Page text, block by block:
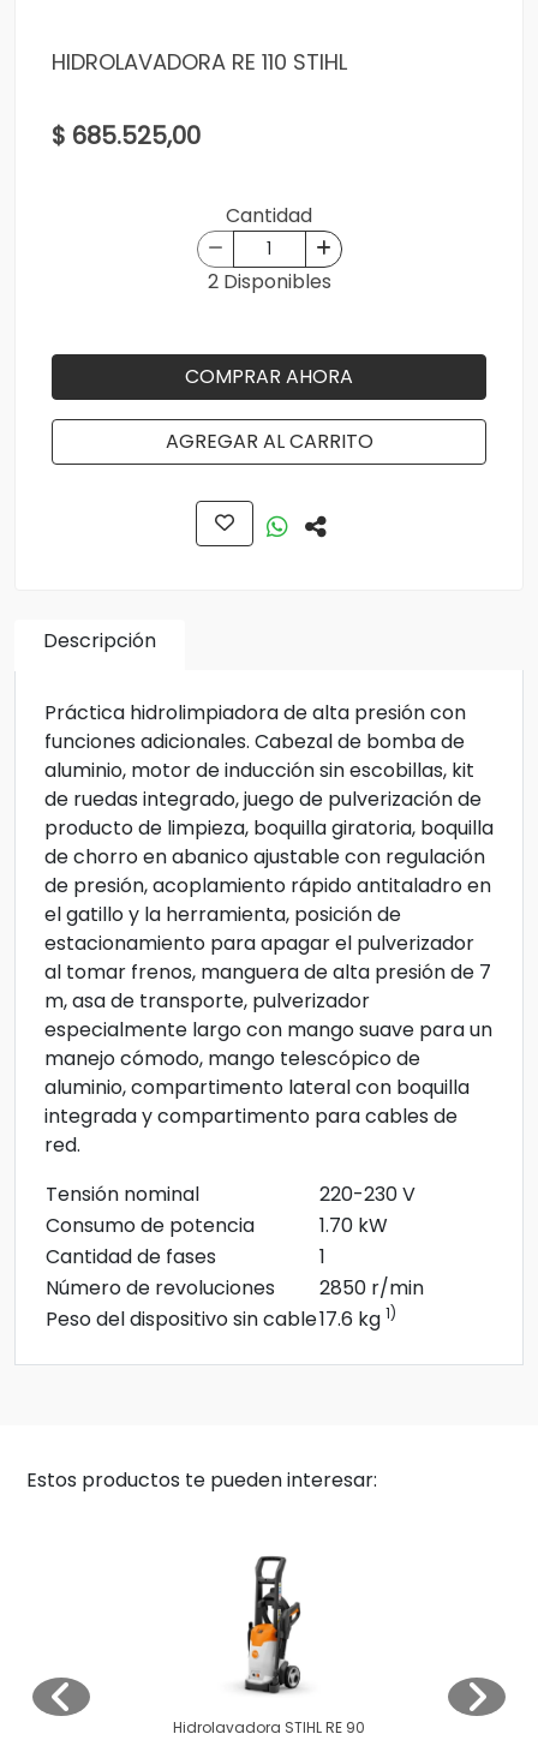
HIDROLAVADORA RE 110 STIHL
$ 685.525,00
Cantidad
2 Disponibles
COMPRAR AHORA
AGREGAR AL CARRITO
Descripción
Práctica hidrolimpiadora de alta presión con
funciones adicionales. Cabezal de bomba de
aluminio, motor de inducción sin escobillas, kit
de ruedas integrado, juego de pulverización de
producto de limpieza, boquilla giratoria, boquilla
de chorro en abanico ajustable con regulación
de presión, acoplamiento rápido antitaladro en
el gatillo y la herramienta, posición de
estacionamiento para apagar el pulverizador
al tomar frenos, manguera de alta presión de 7
m, asa de transporte, pulverizador
especialmente largo con mango suave para un
manejo cómodo, mango telescópico de
aluminio, compartimento lateral con boquilla
integrada y compartimento para cables de
red.
Tensión nominal
220-230 V
Consumo de potencia
1.70 kW
Cantidad de fases
1
Número de revoluciones
2850 r/min
Peso del dispositivo sin cable17.6 kg 1)
Estos productos te pueden interesar:
Hidrolavadora STIHL RE 90